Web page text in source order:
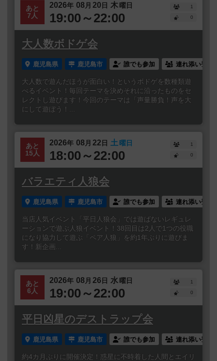
あと
7人
2026年 08 月 20日 木曜日
19:00～22:00
1
0
大人数ボドゲ会
鹿児島県 鹿児島市 誰でも参加 連れ添い登録
大人数で遊んだほうが面白い！というボドゲを数種類遊
べるイベント！毎回テーマを決めそれに沿ったものをセ
レクトし遊びます！今回のテーマは「声量勝負！声を大
にして遊ぼう！...
あと
15人
2026年 08 月 22日 土曜日
18:00～22:00
1
0
バラエティ人狼会
鹿児島県 鹿児島市 誰でも参加 連れ添い登録
当店人気イベント「平日人狼会」では遊ばないレギュレ
ーションで遊ぶ人狼イベント！38回目は2人で1つの役職
になり協力して遊ぶ「ペア人狼」を約1年ぶりに遊びま
す！新企画...
あと
6人
2026年 08 月 26日 水曜日
19:00～22:00
1
0
平日凶星のデストラップ会
鹿児島県 鹿児島市 誰でも参加 連れ添い登録
約4カ月ぶりに開催決定！惑星に不時着した人間とエイリ